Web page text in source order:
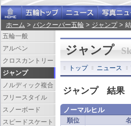
ホーム > バンクーバー五輪 > ジャンプ>
ジャンプ
トップ ニュース
ジャンプ 結果
ノーマルヒル
順位
五輪一般
アルペン
クロスカントリー
ジャンプ
ノルディック複合
フリースタイル
スノーボード
スピードスケート